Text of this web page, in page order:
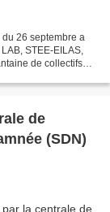
26 septembre a
STEE-EILAS,
de collectifs
de
(SDN)